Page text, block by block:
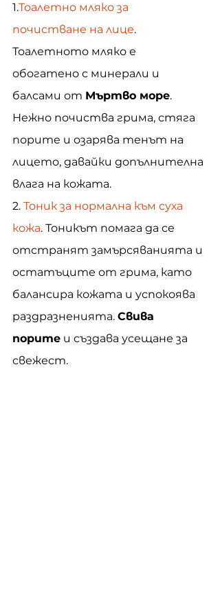
1.Тоалетно мляко за
почистване на лице.
Тоалетното мляко е
обогатено с минерали и
балсами от Мъртво море.
Нежно почиства грима, стяга
порите и озарява тенът на
лицето, давайки допълнителна
влага на кожата.
2. Тоник за нормална към суха
кожа. Тоникът помага да се
отстранят замърсяванията и
остатъците от грима, като
балансира кожата и успокоява
раздразненията. Свива
порите и създава усещане за
свежест.